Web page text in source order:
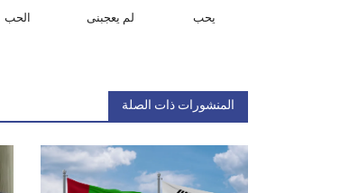
يحب لم يعجبنى الحب
المنشورات ذات الصلة